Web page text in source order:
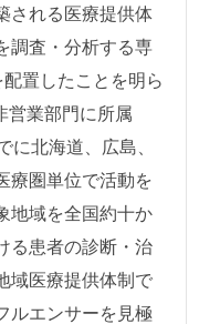
される医療提供体
調査・分析する専
置したことを明ら
営業部門に所属
北海道、広島、
療圏単位で活動を
地域を全国約十か
る患者の診断・治
域医療提供体制で
ルエンサーを見極